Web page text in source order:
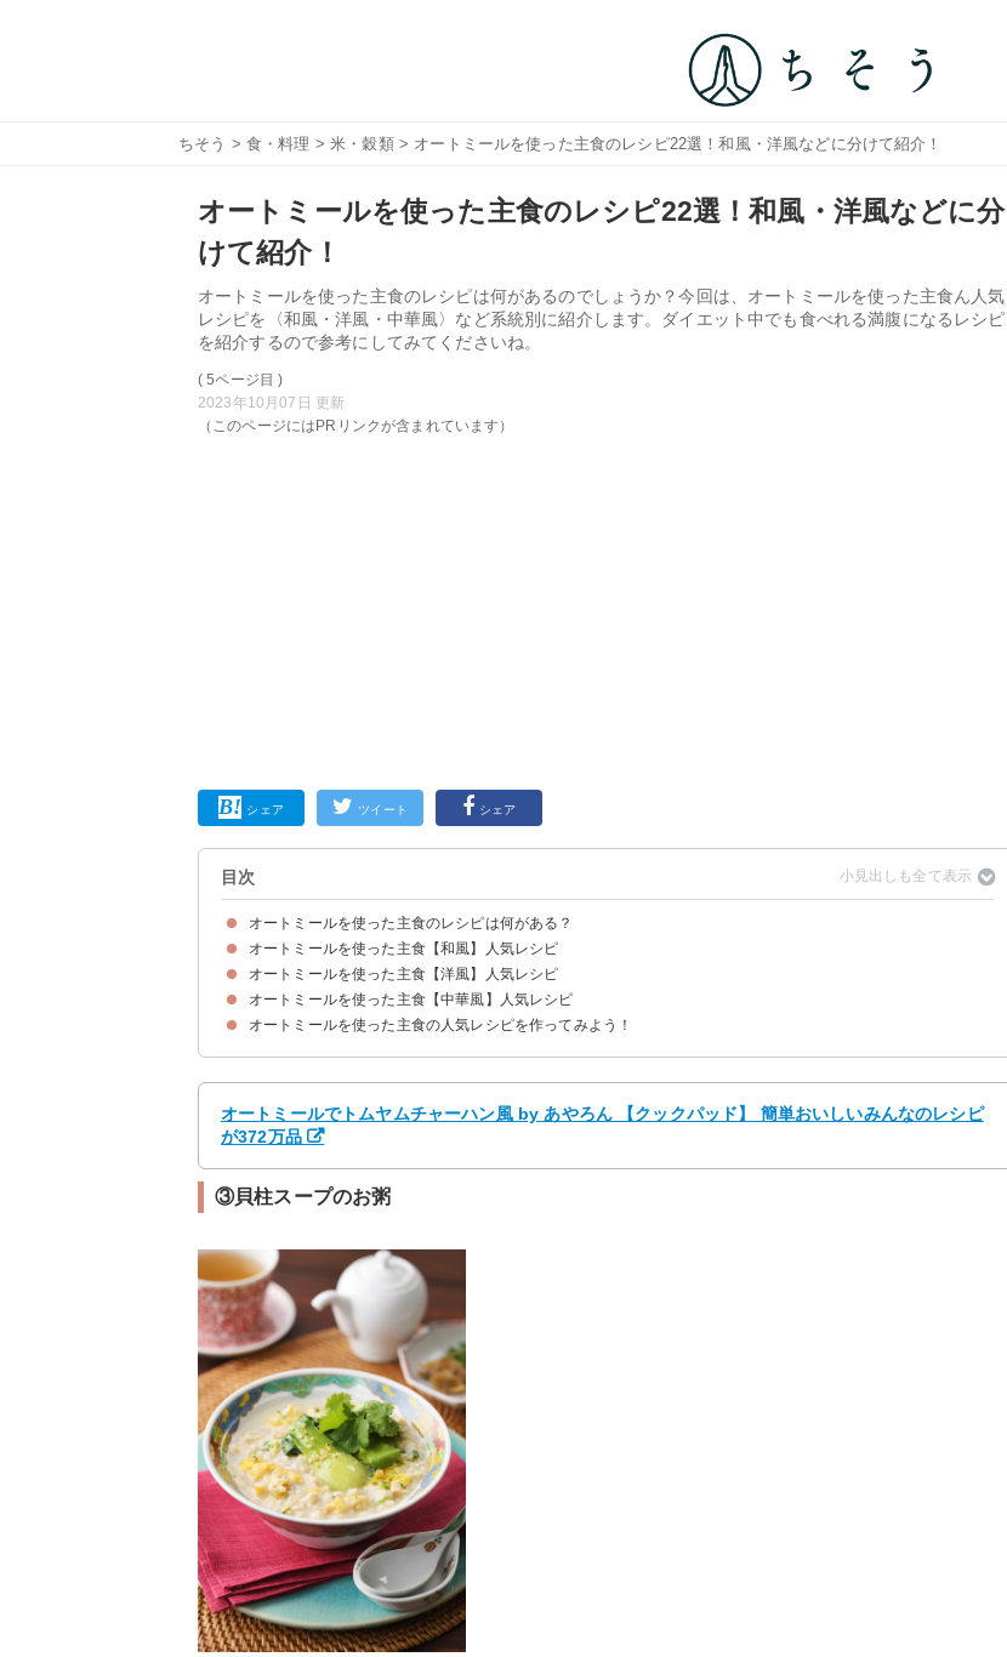
ちそう > 食・料理 >米・穀類> オートミールを使った主食のレシピ22選！和風・洋風などに分けて紹介！
オートミールを使った主食のレシピ22選！和風・洋風などに分
けて紹介！
オートミールを使った主食のレシピは何があるのでしょうか？今回は、オートミールを使った主食ん人気
レシピを〈和風・洋風・中華風〉など系統別に紹介します。ダイエット中でも食べれる満腹になるレシピ
を紹介するので参考にしてみてくださいね。
( 5ページ目 )
2023年10月07日 更新
（このページにはPRリンクが含まれています）
シェア ツイート シェア
目次
オートミールを使った主食のレシピは何がある？
オートミールを使った主食【和風】人気レシピ
①栄養満点ネバネバ丼
②ダイエット中でも安心お好み焼き
③オートミールでヘルシー焼きおにぎり
④レンジで簡単深川めし風
⑤お刺身とオートミールで海鮮丼
⑥ダイエット中におすすめの親子丼
⑦オートミールでさっぱりしらす粥
オートミールを使った主食【洋風】人気レシピ
①オートミールを使ったマカロニグラタン
②オートミールの夏野菜ドリア
③満腹ガパオライス
④フライパンで簡単オートミールピザ
⑤満腹簡単な焼きカレー
⑥オートミールで作るドライカレー
⑦低カロリー低糖質のオムライス
⑧オートミールパテのハンバーガー
⑨オートミールトマトリゾット
オートミールを使った主食【中華風】人気レシピ
①オートミールのヘルシー焼肉ビビンバ
②パクチーたっぷりチャーハン風
③貝柱スープのお粥
④栄養満点参鶏湯風
⑤韓国風お好み焼きのチヂミ
⑥オートミールの米化でキンパ
オートミールを使った主食の人気レシピを作ってみよう！
オートミールでトムヤムチャーハン風 by あやろん 【クックパッド】 簡単おいしいみんなのレシピ
が372万品
③貝柱スープのお粥